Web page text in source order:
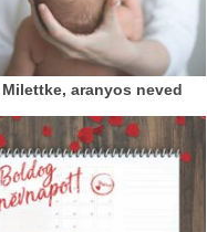
Milettke, aranyos neved